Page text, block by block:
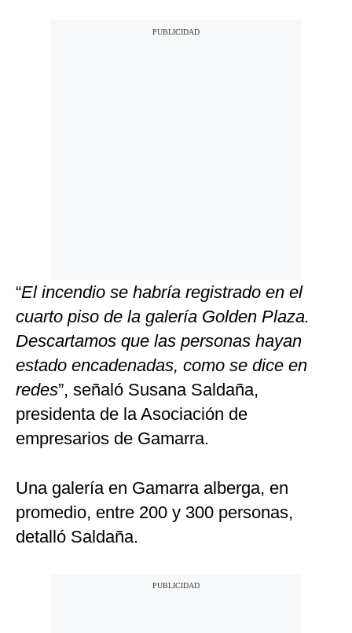
“El incendio se habría registrado en el
cuarto piso de la galería Golden Plaza.
Descartamos que las personas hayan
estado encadenadas, como se dice en
redes”, señaló Susana Saldaña,
presidenta de la Asociación de
empresarios de Gamarra.
Una galería en Gamarra alberga, en
promedio, entre 200 y 300 personas,
detalló Saldaña.